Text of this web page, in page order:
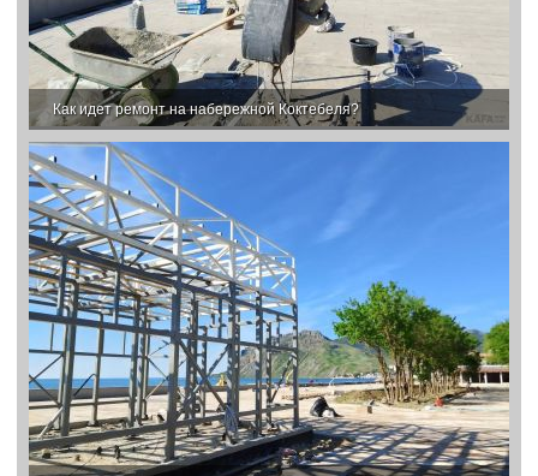
Как идет ремонт на набережной Коктебеля?